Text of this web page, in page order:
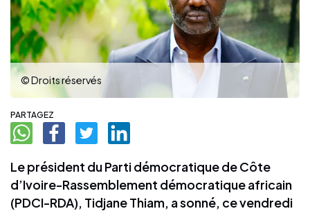
© Droits réservés
PARTAGEZ
Le président du Parti démocratique de Côte
d’Ivoire-Rassemblement démocratique africain
(PDCI-RDA), Tidjane Thiam, a sonné, ce vendredi